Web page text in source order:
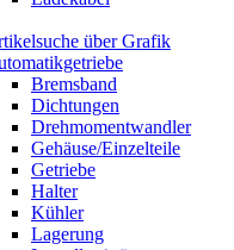
über Grafik
Bremsband
Dichtungen
Drehmomentwandler
Gehäuse/Einzelteile
Getriebe
Halter
Kühler
Lagerung